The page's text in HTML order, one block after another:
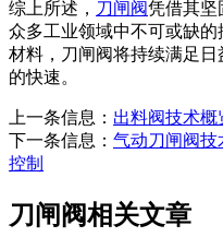
综上所述， 刀闸阀凭借其坚
众多工业领域中不可或缺
材料，刀闸阀将持续满足
的快速。
上一条信息： 出料阀技术
下一条信息： 气动刀闸阀技
控制
刀闸阀相关文章